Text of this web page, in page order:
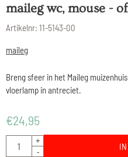
maileg wc, mouse -
Artikelnr: 11-5143-00
maileg
Breng sfeer in het Maileg
vloerlamp in antreciet.
€24,95
Aantal
+
-